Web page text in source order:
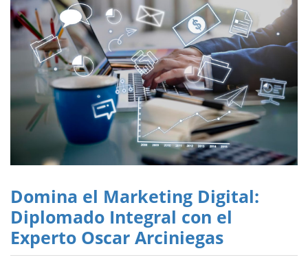
Domina el Marketing Digital:
Diplomado Integral con el
Experto Oscar Arciniegas